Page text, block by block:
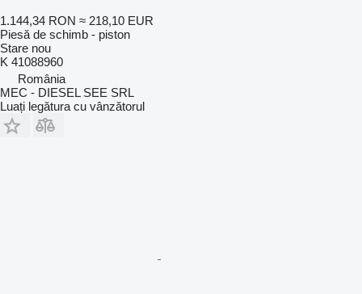
1.144,34 RON ≈ 218,10 EUR
Piesă de schimb - piston
Stare nou
K 41088960
România
MEC - DIESEL SEE SRL
Luați legătura cu vânzătorul